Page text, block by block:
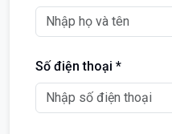
Số điện thoại *